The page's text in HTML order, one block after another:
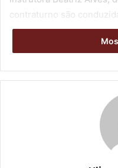
contraturno são
que estudam à tarde e
matriculadas no período
realização de ações
).
ações voltadas ao teatro